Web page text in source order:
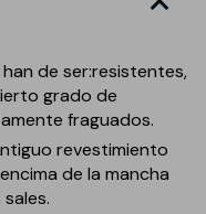
de ser:resistentes,
grado de
fraguados.
revestimiento
de la mancha